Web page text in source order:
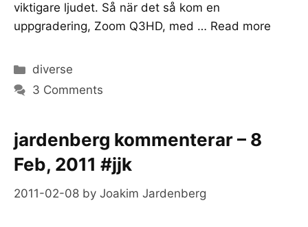
viktigare ljudet. Så när det så kom en
uppgradering, Zoom Q3HD, med … Read more
Categories
diverse
3 Comments
jardenberg kommenterar – 8
Feb, 2011 #jjk
2011-02-08 by Joakim Jardenberg